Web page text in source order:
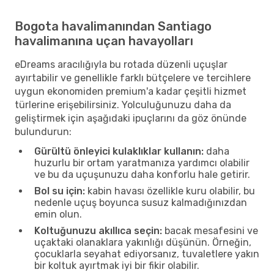
Bogota havalimanından Santiago
havalimanına uçan havayolları
eDreams aracılığıyla bu rotada düzenli uçuşlar
ayırtabilir ve genellikle farklı bütçelere ve tercihlere
uygun ekonomiden premium'a kadar çeşitli hizmet
türlerine erişebilirsiniz. Yolculuğunuzu daha da
geliştirmek için aşağıdaki ipuçlarını da göz önünde
bulundurun:
Gürültü önleyici kulaklıklar kullanın: daha
huzurlu bir ortam yaratmanıza yardımcı olabilir
ve bu da uçuşunuzu daha konforlu hale getirir.
Bol su için: kabin havası özellikle kuru olabilir, bu
nedenle uçuş boyunca susuz kalmadığınızdan
emin olun.
Koltuğunuzu akıllıca seçin: bacak mesafesini ve
uçaktaki olanaklara yakınlığı düşünün. Örneğin,
çocuklarla seyahat ediyorsanız, tuvaletlere yakın
bir koltuk ayırtmak iyi bir fikir olabilir.